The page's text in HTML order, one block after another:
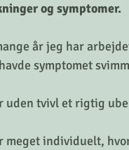
og symptomer.
år jeg har
symptomet
uden tvivl et rigtig
meget individuelt,